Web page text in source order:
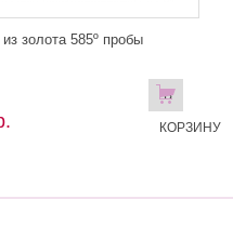
золота 585º пробы
В
КОРЗИНУ